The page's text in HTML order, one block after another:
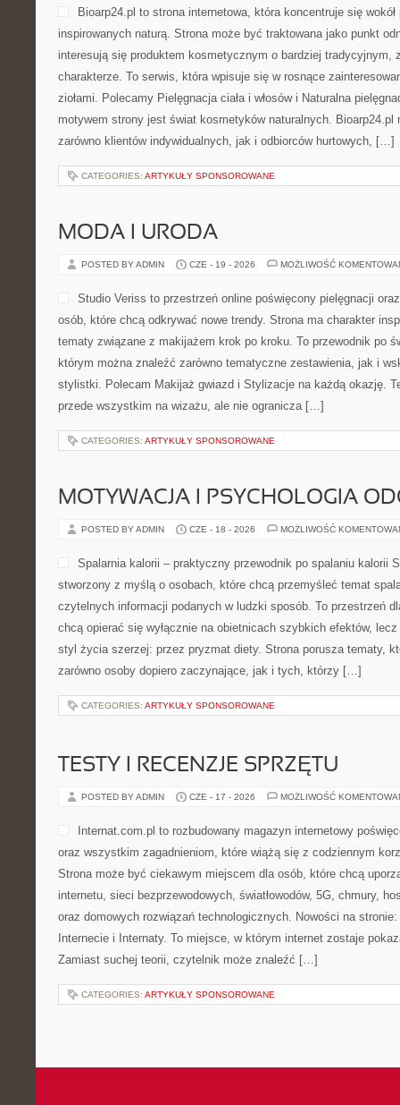
Bioarp24.pl to strona internetowa, która koncentruje się
inspirowanych naturą. Strona może być traktowana jako punkt
interesują się produktem kosmetycznym o bardziej tradycyjnym,
charakterze. To serwis, która wpisuje się w rosnące
ziołami. Polecamy Pielęgnacja ciała i włosów i Naturalna
motywem strony jest świat kosmetyków naturalnych. Bioarp24.pl
zarówno klientów indywidualnych, jak i odbiorców hurtowych, […]
CATEGORIES: ARTYKUŁY SPONSOROWANE
MODA I URODA
POSTED BY ADMIN CZE - 19 - 2026 MOŻLIWOŚĆ
Studio Veriss to przestrzeń online poświęcony pielęgnacji
osób, które chcą odkrywać nowe trendy. Strona ma charakter
tematy związane z makijażem krok po kroku. To przewodnik po
którym można znaleźć zarówno tematyczne zestawienia, jak i
stylistki. Polecam Makijaż gwiazd i Stylizacje na każdą okazję.
przede wszystkim na wizażu, ale nie ogranicza […]
CATEGORIES: ARTYKUŁY SPONSOROWANE
MOTYWACJA I PSYCHOLOGIA
POSTED BY ADMIN CZE - 18 - 2026 MOŻLIWOŚĆ
Spalarnia kalorii – praktyczny przewodnik po spalaniu kalorii
stworzony z myślą o osobach, które chcą przemyśleć temat
czytelnych informacji podanych w ludzki sposób. To przestrzeń
chcą opierać się wyłącznie na obietnicach szybkich efektów,
styl życia szerzej: przez pryzmat diety. Strona porusza tematy,
zarówno osoby dopiero zaczynające, jak i tych, którzy […]
CATEGORIES: ARTYKUŁY SPONSOROWANE
TESTY I RECENZJE SPRZĘTU
POSTED BY ADMIN CZE - 17 - 2026 MOŻLIWOŚĆ
Internat.com.pl to rozbudowany magazyn internetowy
oraz wszystkim zagadnieniom, które wiążą się z codziennym
Strona może być ciekawym miejscem dla osób, które chcą
internetu, sieci bezprzewodowych, światłowodów, 5G, chmury,
oraz domowych rozwiązań technologicznych. Nowości na
Internecie i Internaty. To miejsce, w którym internet zostaje
Zamiast suchej teorii, czytelnik może znaleźć […]
CATEGORIES: ARTYKUŁY SPONSOROWANE